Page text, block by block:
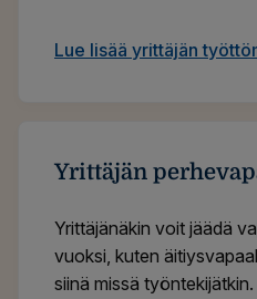
Lue lisää yrittäjän
Yrittäjän
Yrittäjänäkin voit jäädä
vuoksi, kuten
siinä missä työntekijätkin.